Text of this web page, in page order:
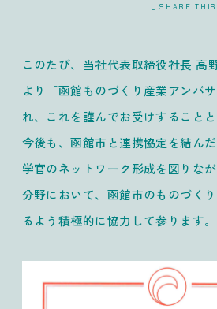
_ SHARE
このたび、当社代表取締役社長 高
より「函館ものづくり産業アンバ
れ、これを謹んでお受けすることと
今後も、函館市と連携協定を結ん
学官のネットワーク形成を図りな
分野において、函館市のものづく
るよう積極的に協力して参ります。